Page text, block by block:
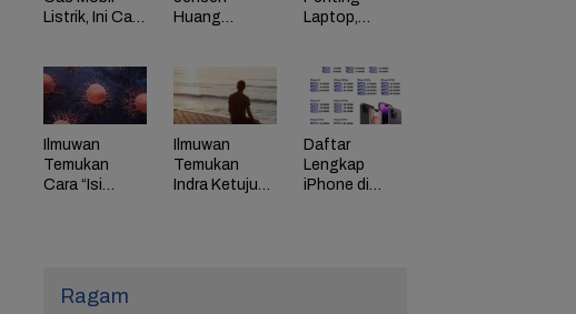
Listrik, Ini Cara
PLN di HP
Huang
Karyawan
Tinggi
Laptop,
Ilmuwan
Temukan
Cara “Isi
Ilmuwan
Temukan
Indra Ketujuh
Daftar
Lengkap
iPhone di
Ragam